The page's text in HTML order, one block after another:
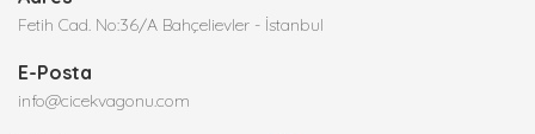
Fetih Cad. No:36/A Bahçelievler - İstanbul
E-Posta
info@cicekvagonu.com